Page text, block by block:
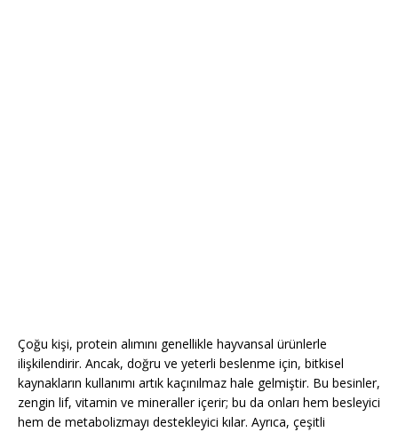
Çoğu kişi, protein alımını genellikle hayvansal ürünlerle
ilişkilendirir. Ancak, doğru ve yeterli beslenme için, bitkisel
kaynakların kullanımı artık kaçınılmaz hale gelmiştir. Bu besinler,
zengin lif, vitamin ve mineraller içerir; bu da onları hem besleyici
hem de metabolizmayı destekleyici kılar. Ayrıca, çeşitli